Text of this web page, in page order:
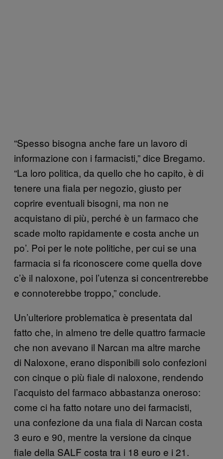
“Spesso bisogna anche fare un lavoro di
informazione con i farmacisti,” dice Bregamo.
“La loro politica, da quello che ho capito, è di
tenere una fiala per negozio, giusto per
coprire eventuali bisogni, ma non ne
acquistano di più, perché è un farmaco che
scade molto rapidamente e costa anche un
po’. Poi per le note politiche, per cui se una
farmacia si fa riconoscere come quella dove
c’è il naloxone, poi l’utenza si concentrerebbe
e connoterebbe troppo,” conclude.
Un’ulteriore problematica è presentata dal
fatto che, in almeno tre delle quattro farmacie
che non avevano il Narcan ma altre marche
di Naloxone, erano disponibili solo confezioni
con cinque o più fiale di naloxone, rendendo
l’acquisto del farmaco abbastanza oneroso:
come ci ha fatto notare uno dei farmacisti,
una confezione da una fiala di Narcan costa
3 euro e 90, mentre la versione da cinque
fiale della SALF costa tra i 18 euro e i 21.